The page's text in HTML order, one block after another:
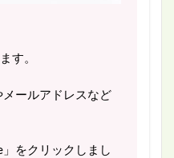
す。
ールアドレスなど
をクリックしまし